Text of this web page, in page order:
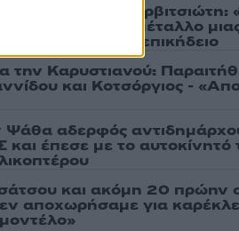
στον Γιάννη Βαρβιτσιώτη:
το σπάνιο μέταλλο
στον επικήδειο
την Καρυστιανού:
και Κοτσόργιος -
αδερφός
έπεσε με το αυτοκίνητό
και ακόμη 20 πρώην
αποχωρήσαμε για